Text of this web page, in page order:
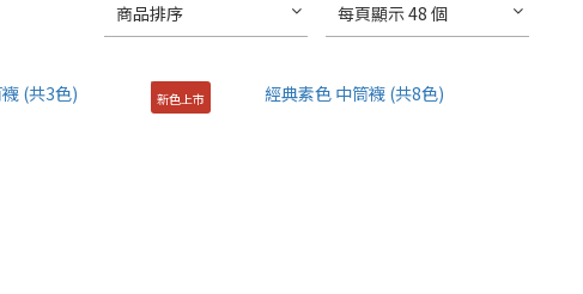
商品排序 每頁顯示 48 個
新色上市